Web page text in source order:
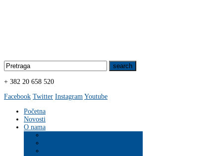
+ 382 20 658 520
Facebook Twitter Instagram Youtube
Početna
Novosti
O nama